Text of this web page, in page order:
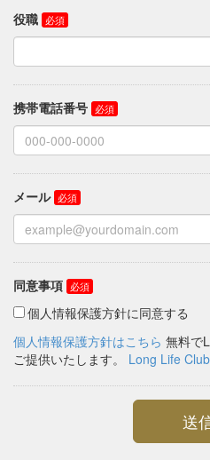
役職
携帯電話番号
メール
同意事項
個人情報保護方針に同意する
個人情報保護方針はこちら 無料で
ご提供いたします。 Long Life